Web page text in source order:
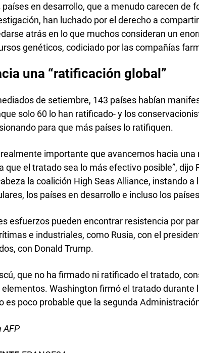
países en desarrollo, que a menudo carecen de
han luchado por el derecho a
atrás en lo que muchos consideran un
genéticos, codiciado por las compañías
una “ratificación global”
de setiembre, 143 países habían
solo 60 lo han ratificado- y los
para que más países lo ratifiquen.
realmente importante que avancemos hacia
que el tratado sea lo más efectivo posible”, dijo
la coalición High Seas Alliance, instando a
los países en desarrollo e incluso los
esfuerzos pueden encontrar resistencia por
e industriales, como Rusia, con el
con Donald Trump.
que no ha firmado ni ratificado el tratado,
elementos. Washington firmó el tratado durante
es poco probable que la segunda
AFP